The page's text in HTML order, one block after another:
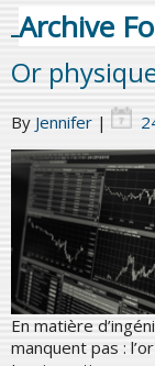
Archive
Or
By Jennifer |
En matière
manquent pas :